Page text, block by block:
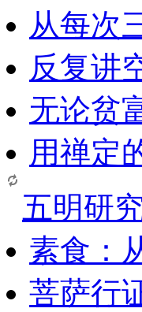
从每次
反复讲
无论贫
用禅定
五明研
素食：
菩萨行